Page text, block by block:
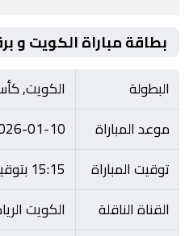
بطاقة مباراة الكويت و
البطولة
الكويت,
موعد المباراة
01-10
توقيت المباراة
15:15 بتوقيت مصر
القناة الناقلة
الكويت